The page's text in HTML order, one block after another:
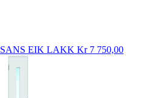
SANS EIK LAKK Kr 7 750,00